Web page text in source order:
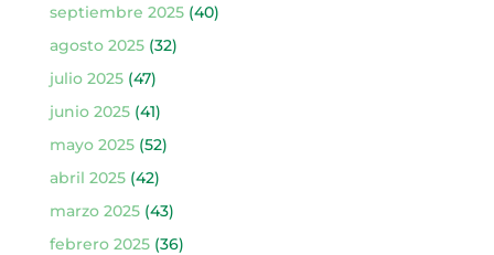
septiembre 2025(40)
agosto 2025(32)
julio 2025(47)
junio 2025(41)
mayo 2025(52)
abril 2025(42)
marzo 2025(43)
febrero 2025(36)